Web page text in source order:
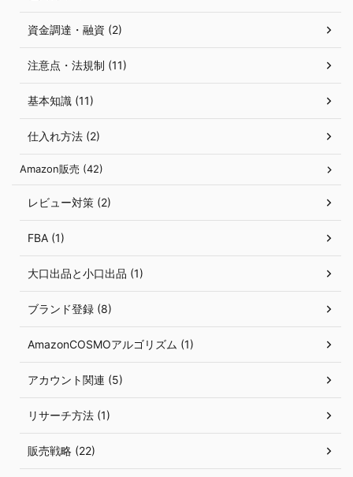
資金調達・融資 (2)
注意点・法規制 (11)
基本知識 (11)
仕入れ方法 (2)
Amazon販売 (42)
レビュー対策 (2)
FBA (1)
大口出品と小口出品 (1)
ブランド登録 (8)
AmazonCOSMOアルゴリズム (1)
アカウント関連 (5)
リサーチ方法 (1)
販売戦略 (22)